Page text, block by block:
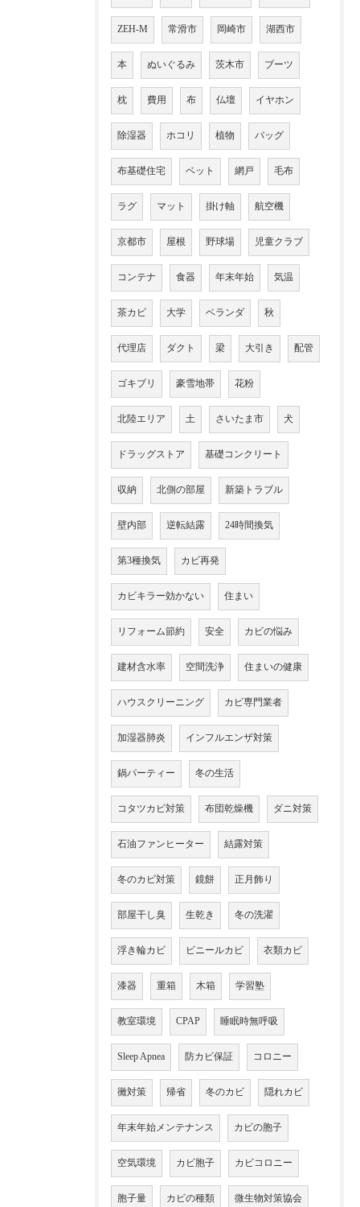
ZEH-M 常滑市 岡崎市 湖西市
本 ぬいぐるみ 茨木市 ブーツ
枕 費用 布 仏壇 イヤホン
除湿器 ホコリ 植物 バッグ
布基礎住宅 ベット 網戸 毛布
ラグ マット 掛け軸 航空機
京都市 屋根 野球場 児童クラブ
コンテナ 食器 年末年始 気温
茶カビ 大学 ベランダ 秋
代理店 ダクト 梁 大引き 配管
ゴキブリ 豪雪地帯 花粉
北陸エリア 土 さいたま市 犬
ドラッグストア 基礎コンクリート
収納 北側の部屋 新築トラブル
壁内部 逆転結露 24時間換気
第3種換気 カビ再発
カビキラー効かない 住まい
リフォーム節約 安全 カビの悩み
建材含水率 空間洗浄 住まいの健康
ハウスクリーニング カビ専門業者
加湿器肺炎 インフルエンザ対策
鍋パーティー 冬の生活
コタツカビ対策 布団乾燥機 ダニ対策
石油ファンヒーター 結露対策
冬のカビ対策 鏡餅 正月飾り
部屋干し臭 生乾き 冬の洗濯
浮き輪カビ ビニールカビ 衣類カビ
漆器 重箱 木箱 学習塾
教室環境 CPAP 睡眠時無呼吸
Sleep Apnea 防カビ保証 コロニー
黴対策 帰省 冬のカビ 隠れカビ
年末年始メンテナンス カビの胞子
空気環境 カビ胞子 カビコロニー
胞子量 カビの種類 微生物対策協会